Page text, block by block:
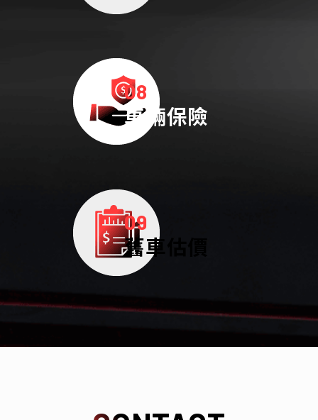
08
車輛保險
09
舊車估價